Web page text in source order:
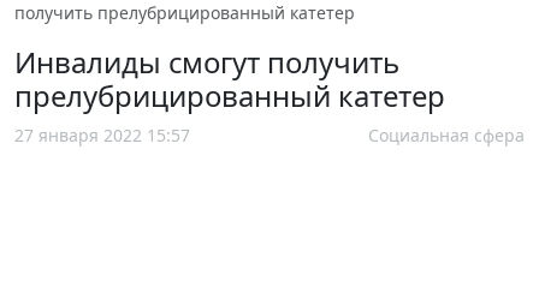
получить прелубрицированный катетер
Инвалиды смогут получить
прелубрицированный катетер
27 января 2022 15:57 Социальная сфера